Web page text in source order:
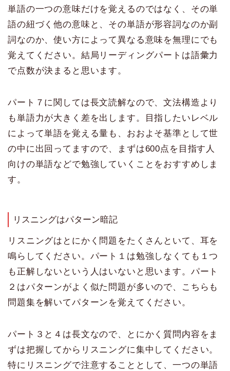
単語の一つの意味だけを覚えるのではなく、その単
語の紐づく他の意味と、その単語が形容詞なのか副
詞なのか、使い方によって異なる意味を無理にでも
覚えてください。結局リーディングパートは語彙力
で点数が決まると思います。
パート７に関しては長文読解なので、文法構造より
も単語力が大きく差を出します。目指したいレベル
によって単語を覚える量も、おおよそ基準として世
の中に出回ってますので、まずは600点を目指す人
向けの単語などで勉強していくことをおすすめしま
す。
リスニングはパターン暗記
リスニングはとにかく問題をたくさんといて、耳を
鳴らしてください。パート１は勉強しなくても１つ
も正解しないという人はいないと思います。パート
２はパターンがよく似た問題が多いので、こちらも
問題集を解いてパターンを覚えてください。
パート３と４は長文なので、とにかく質問内容をま
ずは把握してからリスニングに集中してください。
特にリスニングで注意することとして、一つの単語